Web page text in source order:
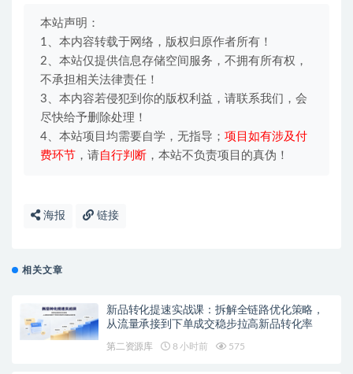
本站声明：
1、本内容转载于网络，版权归原作者所有！
2、本站仅提供信息存储空间服务，不拥有所有权，
不承担相关法律责任！
3、本内容若侵犯到你的版权利益，请联系我们，会
尽快给予删除处理！
4、本站项目均需要自学，无指导； 项目如有涉及付
费环节 ，请自行判断 ，本站不负责项目的真伪！
海报 链接
相关文章
新品转化提速实战课：拆解全链路优化策略，
从流量承接到下单成交稳步拉高新品转化率
第二资源库 8 小时前 575